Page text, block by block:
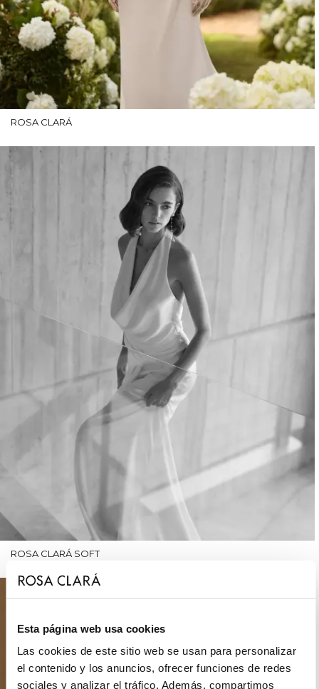
Esta página web usa cookies
Las cookies de este sitio web se usan para personalizar
el contenido y los anuncios, ofrecer funciones de redes
sociales y analizar el tráfico. Además, compartimos
ROSA CLARÁ
ROSA CLARÁ SOFT